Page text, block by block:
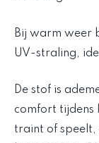
Bij warm weer
UV-straling,
De stof is
comfort tijdens
traint of speelt,